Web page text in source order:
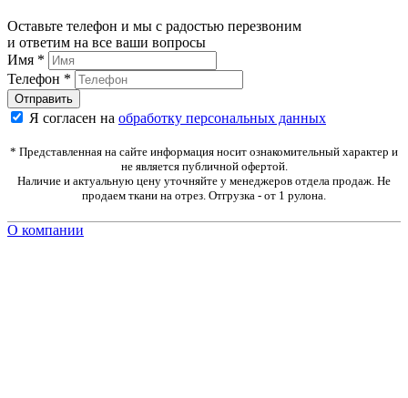
Оставьте телефон и мы с радостью перезвоним
и ответим на все ваши вопросы
Имя *
Телефон *
Я согласен на обработку персональных данных
* Представленная на сайте информация носит ознакомительный характер и
не является публичной офертой.
Наличие и актуальную цену уточняйте у менеджеров отдела продаж. Не
продаем ткани на отрез. Отгрузка - от 1 рулона.
О компании